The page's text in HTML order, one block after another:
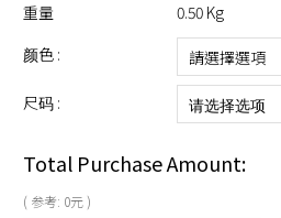
重量
0.50 Kg
颜色 :
尺码 :
Total Purchase Amount:
( 参考: 0元 )